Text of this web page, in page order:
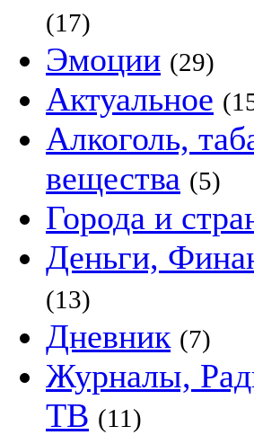
(17)
Эмоции (29)
Актуальное
Алкоголь,
вещества (5)
Города и
Деньги,
(13)
Дневник (7)
Журналы,
ТВ (11)